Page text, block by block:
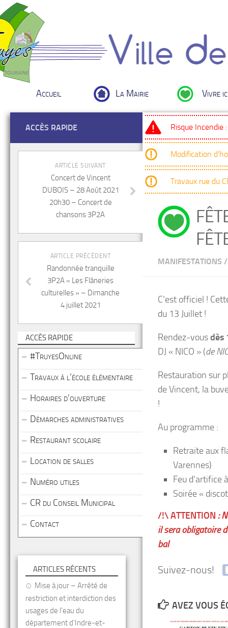
Accueil La Mairie Vivre
Risque Incendie
Modification
Travaux rue du
MANIFESTATIONS /
C’est officiel !
du 13 Juillet !
Rendez-vousdès
DJ « NICO » (de
Restauration sur
de Vincent, la
!
Au programme :
Retraite aux
Varennes)
Feu d’artifice
Soirée «
/!\ ATTENTION :
il sera obligatoire
bal
Suivez-nous!
AVEZ VOUS
ACCÈS RAPIDE
ARTICLE SUIVANT
Concert de Vincent
DUBOIS – 28 Août 2021
20h30 – Concert de
chansons 3P2A
ARTICLE PRÉCÉDENT
Randonnée tranquille
3P2A « Les Flâneries
culturelles » – Dimanche
4 juillet 2021
ACCÈS RAPIDE
#TruyesOnline
Travaux à l’école élémentaire
Horaires d’ouverture
Démarches administratives
Restaurant scolaire
Location de salles
Numéro utiles
CR du Conseil Municipal
Contact
ARTICLES RÉCENTS
Mise à jour – Arrêté de
restriction et interdiction des
usages de l’eau du
département d’Indre-et-